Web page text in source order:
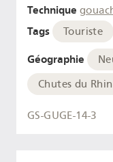
Technique
Tags Touriste
Géographie
Chutes du Rhin
GS-GUGE-14-3